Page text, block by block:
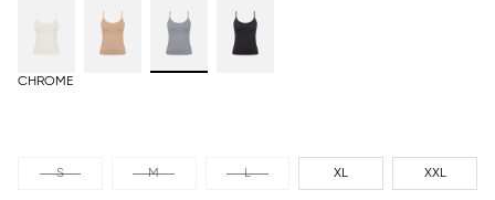
CHROME
S M L XL XXL